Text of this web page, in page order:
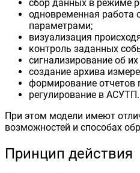
сбор данных в режиме
одновременная работа
параметрами;
визуализация
контроль заданных
сигнализирование об
создание архива
формирование отчетов
регулирование в АСУТП.
При этом модели имеют
возможностей и способах
Принцип действия